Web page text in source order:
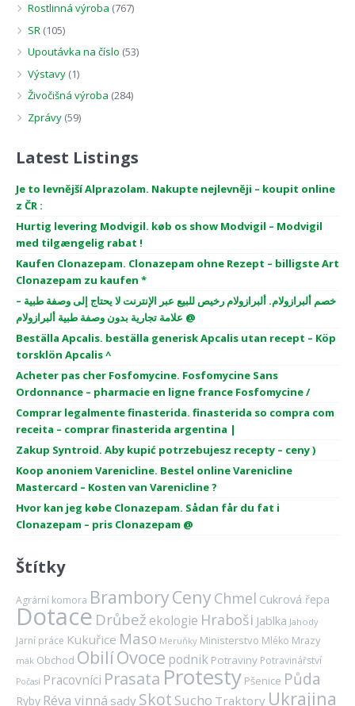
Rostlinná výroba (767)
SR (105)
Upoutávka na číslo (53)
Výstavy (1)
Živočišná výroba (284)
Zprávy (59)
Latest Listings
Je to levnější Alprazolam. Nakupte nejlevněji – koupit online
z ČR :
Hurtig levering Modvigil. køb os show Modvigil – Modvigil
med tilgængelig rabat !
Kaufen Clonazepam. Clonazepam ohne Rezept – billigste Art
Clonazepam zu kaufen *
خصم ألبرازولام. ألبرازولام رخيص للبيع عبر الإنترنت لا يحتاج إلى وصفة طبية –
علامة تجارية بدون وصفة طبية ألبرازولام @
Beställa Apcalis. beställa generisk Apcalis utan recept – Köp
torsklön Apcalis ^
Acheter pas cher Fosfomycine. Fosfomycine Sans
Ordonnance – pharmacie en ligne france Fosfomycine /
Comprar legalmente finasterida. finasterida so compra com
receita – comprar finasterida argentina |
Zakup Syntroid. Aby kupić potrzebujesz recepty – ceny )
Koop anoniem Varenicline. Bestel online Varenicline
Mastercard – Kosten van Varenicline ?
Hvor kan jeg købe Clonazepam. Sådan får du fat i
Clonazepam – pris Clonazepam @
Štítky
Agrární komora BramboryCenyChmel Cukrová řepa
Dotace Drůbež ekologie Hraboši Jablka Jahody
Jarní práce Kukuřice Maso Meruňky Ministerstvo Mléko Mrazy
mák Obchod ObilíOvoce podnik Potraviny Potravinářství
Počasí Pracovníci Prasata Protesty Pšenice Půda
Ryby Réva vinná sady Skot Sucho Traktory Ukrajina